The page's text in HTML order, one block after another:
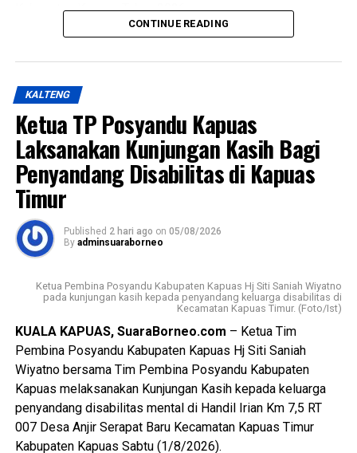
Kabupaten Kapuas Tahun 2026.
Kabupaten Kapuas berkomitmen mewujudkan
sumber daya manusia sebagai bagian dari visi daerah,
yakni mewujudkan masyarakat Kabupaten Kapuas yang
berdaya saing, sejahtera indah aman dan religius.
Ia mengatakan keberhasilan pembangunan tidak hanya
diukur dari kemajuan fisik dan ekonomi tetapi juga dari
lahirnya generasi muda yang memiliki integritas jiwa
nasionalisme mampu beradaptasi dengan perkembangan
zaman, serta tetap berpegang teguh pada nilai-nilai
bernegara.
$Paskibraka merupakan wadah pembentukan karakter
generasi muda yang berlandaskan nilai-nilai Pancasila
cinta tanah air disiplin tanggung jawab kepemimpinan, dan
semangat gotong royong,” ujarnya.
Kepala Badan Kesbangpol Kabupaten Kapuas Yunabut
menyampaikan kegiatan tersebut merupakan tindak lanjut
CONTINUE READING
KALTENG
Ketua TP Posyandu Kapuas
Laksanakan Kunjungan Kasih Bagi
Penyandang Disabilitas di Kapuas
Timur
Published 2 hari ago on 05/08/2026
By adminsuaraborneo
Ketua Pembina Posyandu Kabupaten Kapuas Hj Siti Saniah Wiyatno
pada kunjungan kasih kepada penyandang keluarga disabilitas di
Kecamatan Kapuas Timur. (Foto/Ist)
KUALA KAPUAS, SuaraBorneo.com – Ketua Tim
Pembina Posyandu Kabupaten Kapuas Hj Siti Saniah
Wiyatno bersama Tim Pembina Posyandu Kabupaten
Kapuas melaksanakan Kunjungan Kasih kepada keluarga
penyandang disabilitas mental di Handil Irian Km 7,5 RT
007 Desa Anjir Serapat Baru Kecamatan Kapuas Timur
Kabupaten Kapuas Sabtu (1/8/2026).